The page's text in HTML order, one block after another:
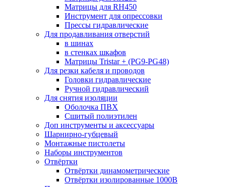
Матрицы для RH450
Инструмент для опрессовки
Прессы гидравлические
Для продавливания отверстий
в шинах
в стенках шкафов
Матрицы Tristar + (PG9-PG48)
Для резки кабеля и проводов
Головки гидравлические
Ручной гидравлический
Для снятия изоляции
Оболочка ПВХ
Сшитый полиэтилен
Доп инструменты и аксессуары
Шарнирно-губцевый
Монтажные пистолеты
Наборы инструментов
Отвёртки
Отвёртки динамометрические
Отвёртки изолированные 1000В